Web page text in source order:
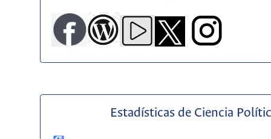
Estadísticas de Ciencia